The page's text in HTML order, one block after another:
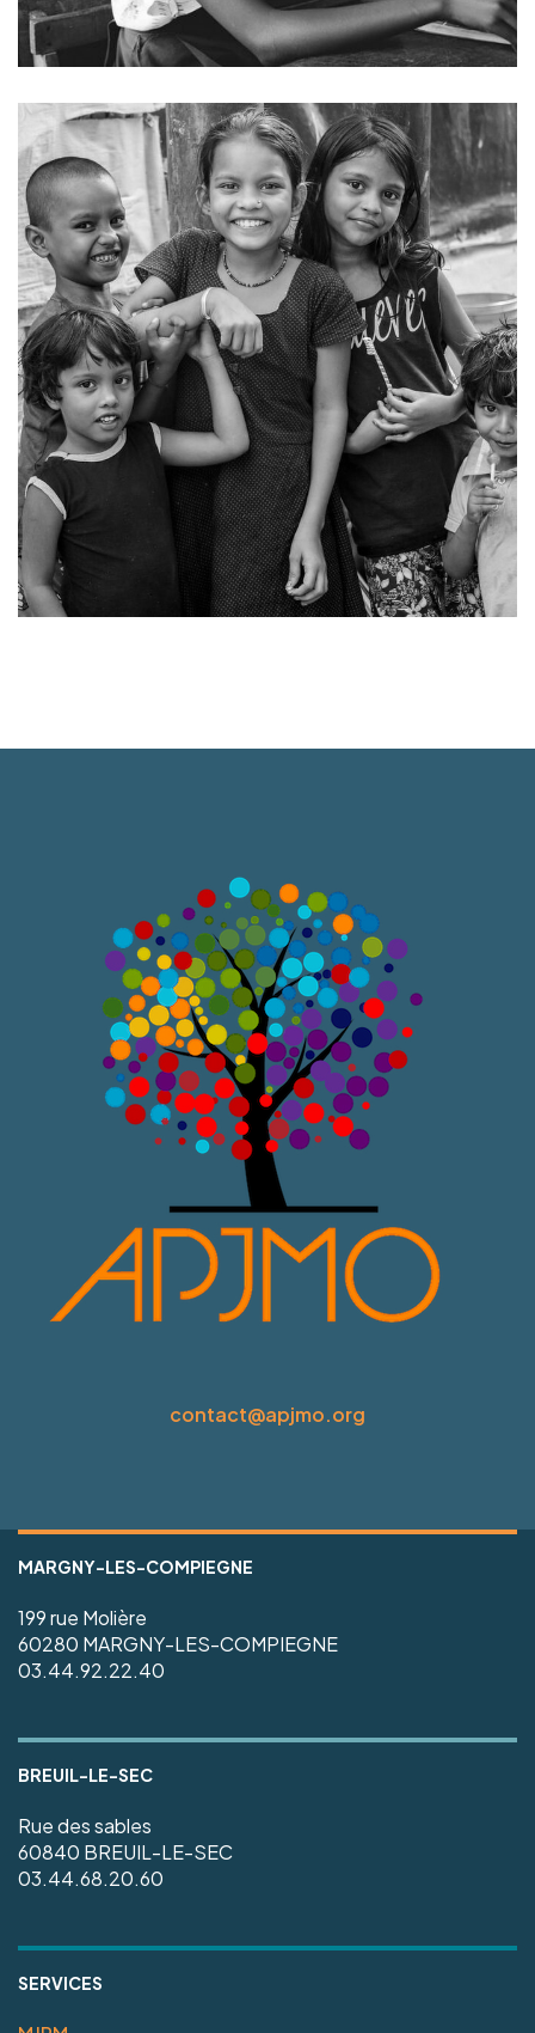
contact@apjmo.org
MARGNY-LES-COMPIEGNE
199 rue Molière
60280 MARGNY-LES-COMPIEGNE
03.44.92.22.40
BREUIL-LE-SEC
Rue des sables
60840 BREUIL-LE-SEC
03.44.68.20.60
SERVICES